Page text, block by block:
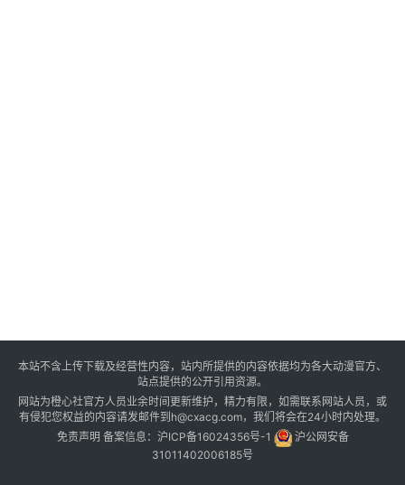
本站不含上传下载及经营性内容，站内所提供的内容依据均为各大动漫官方、
站点提供的公开引用资源。
网站为橙心社官方人员业余时间更新维护，精力有限，如需联系网站人员，或
有侵犯您权益的内容请发邮件到h@cxacg.com，我们将会在24小时内处理。
免责声明 备案信息： 沪ICP备16024356号-1
沪公网安备
31011402006185号